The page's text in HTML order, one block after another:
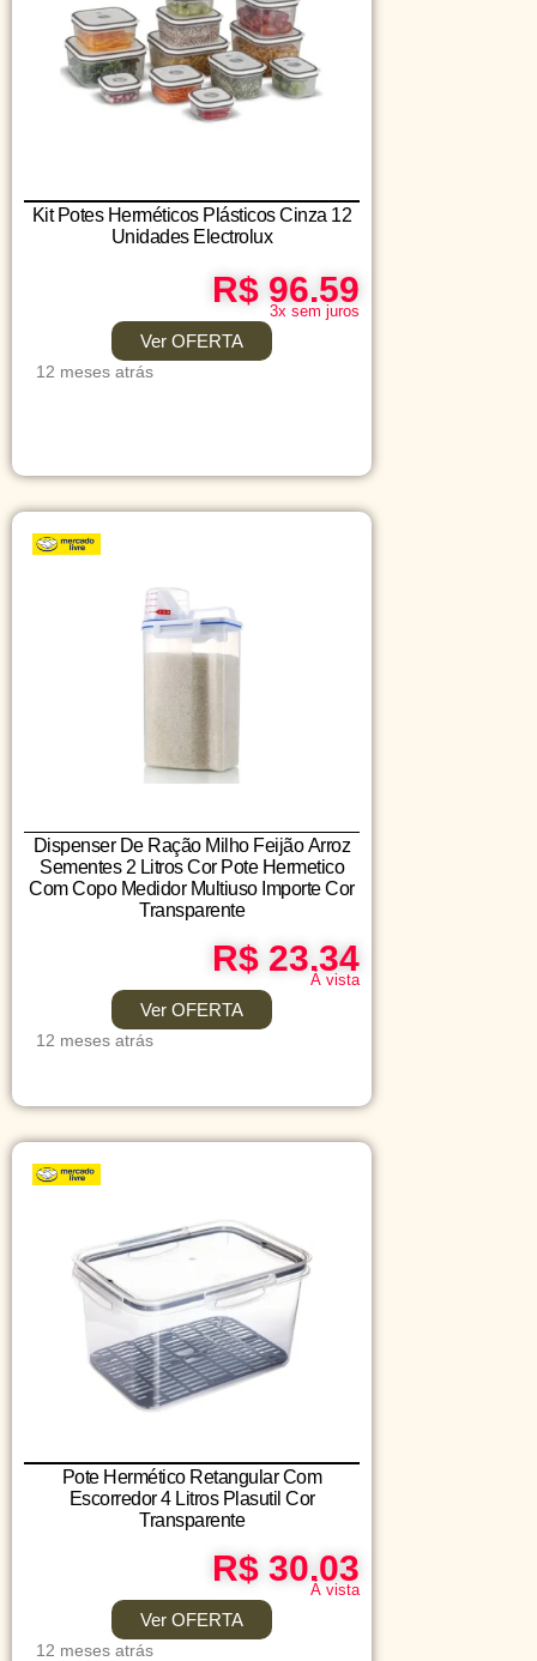
Kit Potes Herméticos Plásticos Cinza 12
Unidades Electrolux
R$ 96.59
3x sem juros
Ver OFERTA
12 meses atrás
Dispenser De Ração Milho Feijão Arroz
Sementes 2 Litros Cor Pote Hermetico
Com Copo Medidor Multiuso Importe Cor
Transparente
R$ 23.34
Á vista
Ver OFERTA
12 meses atrás
Pote Hermético Retangular Com
Escorredor 4 Litros Plasutil Cor
Transparente
R$ 30.03
Á vista
Ver OFERTA
12 meses atrás